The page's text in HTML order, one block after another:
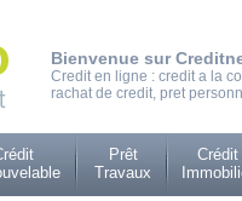
Bienvenue sur
Credit en ligne : credit a la
rachat de credit, pret
Prêt
Travaux
Crédit